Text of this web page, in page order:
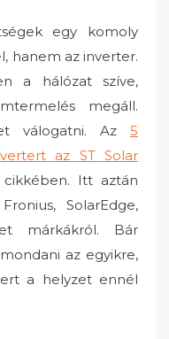
egy komoly
hanem az inverter.
a hálózat szíve,
megáll.
válogatni. Az 5
az ST Solar
Itt aztán
SolarEdge,
márkákról. Bár
az egyikre,
a helyzet ennél